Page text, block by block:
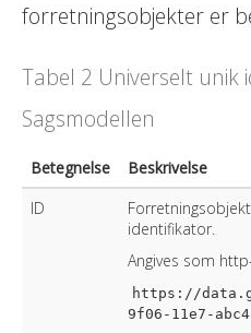
forretningsobjekter er
Tabel 2 Universelt unik
Sagsmodellen
Betegnelse
Beskrivelse
ID
identifikator.
Angives som
https://
9f06-11e7-